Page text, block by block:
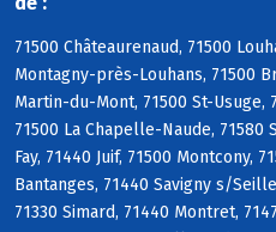
71500 Châteaurenaud, 71500
Montagny-près-Louhans, 71500
Martin-du-Mont, 71500 St-Usuge,
71500 La Chapelle-Naude, 71580
Fay, 71440 Juif, 71500 Montcony,
Bantanges, 71440 Savigny s/
71330 Simard, 71440 Montret,